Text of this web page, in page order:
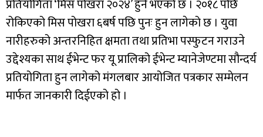
प्रतियोगिता ‘मिस पोखरा २०२४’ हुने भएको छ । २०१८ पछि
रोकिएको मिस पोखरा ६बर्ष पछि पुनः हुन लागेको छ । युवा
नारीहरुको अन्तरनिहित क्षमता तथा प्रतिभा पस्फुटन गराउने
उद्देश्यका साथ ईभेन्ट फर यू प्रालिको ईभेन्ट म्यानेजेण्टमा सौन्दर्य
प्रतियोगिता हुन लागेको मंगलबार आयोजित पत्रकार सम्मेलन
मार्फत जानकारी दिईएको हो ।